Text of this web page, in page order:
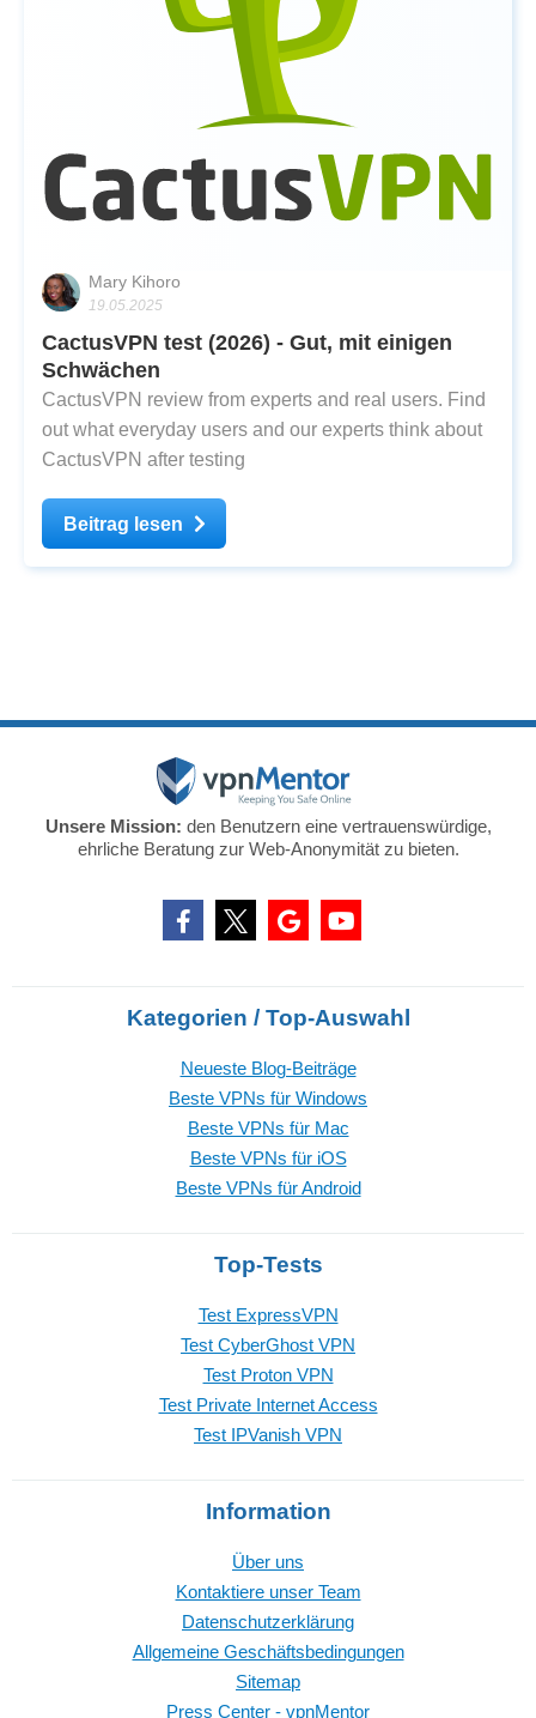
Mary Kihoro
19.05.2025
CactusVPN test (2026) - Gut, mit einigen
Schwächen
CactusVPN review from experts and real users. Find
out what everyday users and our experts think about
CactusVPN after testing
Beitrag lesen
Unsere Mission: den Benutzern eine vertrauenswürdige,
ehrliche Beratung zur Web-Anonymität zu bieten.
Kategorien / Top-Auswahl
Neueste Blog-Beiträge
Beste VPNs für Windows
Beste VPNs für Mac
Beste VPNs für iOS
Beste VPNs für Android
Top-Tests
Test ExpressVPN
Test CyberGhost VPN
Test Proton VPN
Test Private Internet Access
Test IPVanish VPN
Information
Über uns
Kontaktiere unser Team
Datenschutzerklärung
Allgemeine Geschäftsbedingungen
Sitemap
Press Center - vpnMentor